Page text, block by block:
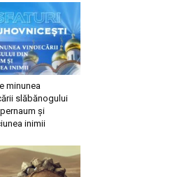
minunea
slăbănogului
și
inimii